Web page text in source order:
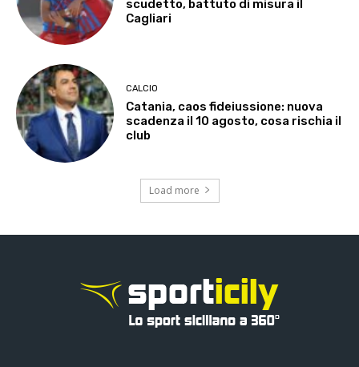
scudetto, battuto di misura il
Cagliari
CALCIO
Catania, caos fideiussione: nuova
scadenza il 10 agosto, cosa rischia il
club
Load more